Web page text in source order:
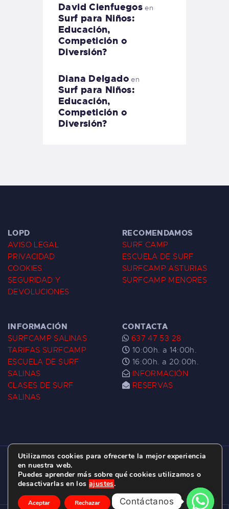
David Cienfuegos en
Surf para Niños:
Educación,
Competición o
Diversión?
Diana Delgadoen
Surf para Niños:
Educación,
Competición o
Diversión?
LOPD
AVISO LEGAL
PRIVACIDAD
COOKIES
SEGURIDAD Y
DEVOLUCIONES
RECOMENDAMOS
SURF CAMP
ESCUELA DE SURF
SURFCAMP ASTURIAS
SURFCAMP MENORES
INFORMACIÓN
SURFCAMP SALINAS
TARIFAS SURFCAMP
ESCUELA DE SURF
SALINAS
CLASES DE SURF
SALINAS
CONTACTA
637 47 53 28
10:00h. a 14:00h.
16:00h. a 20:00h.
INFORMACIÓN
RESERVAS
ESCUELA DE SURF LAS DUNAS ©
2026.
C/ BERNARDO ÁLVAREZ GALAN 1, SALINAS
(ASTURIAS)
Utilizamos cookies para ofrecerte la mejor experiencia
en nuestra web.
Puedes aprender más sobre qué cookies utilizamos o
desactivarlas en los ajustes.
Aceptar Rechazar Ajustes
Contáctanos